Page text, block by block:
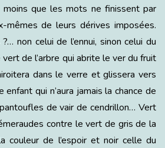
que les mots ne finissent par
mêmes de leurs dérives imposées.
non celui de l’ennui, sinon celui du
de l’arbre qui abrite le ver du fruit
dans le verre et glissera vers
enfant qui n’aura jamais la chance de
de vair de cendrillon… Vert
contre le vert de gris de la
couleur de l’espoir et noir celle du